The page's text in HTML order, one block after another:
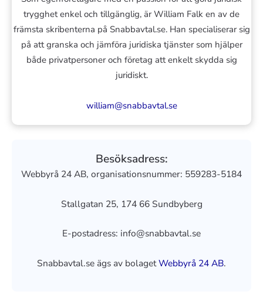
trygghet enkel och tillgänglig, är William Falk en av de
främsta skribenterna på Snabbavtal.se. Han specialiserar sig
på att granska och jämföra juridiska tjänster som hjälper
både privatpersoner och företag att enkelt skydda sig
juridiskt.
william@snabbavtal.se
Besöksadress:
Webbyrå 24 AB, organisationsnummer: 559283-5184
Stallgatan 25, 174 66 Sundbyberg
E-postadress: info@snabbavtal.se
Snabbavtal.se ägs av bolagetWebbyrå 24 AB.